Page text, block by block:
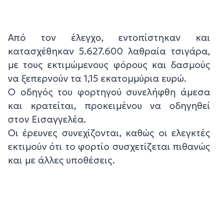
Από τον έλεγχο, εντοπίστηκαν και
κατασχέθηκαν 5.627.600 λαθραία τσιγάρα,
με τους εκτιμώμενους φόρους και δασμούς
να ξεπερνούν τα 1,15 εκατομμύρια ευρώ.
Ο οδηγός του φορτηγού συνελήφθη άμεσα
και κρατείται, προκειμένου να οδηγηθεί
στον Εισαγγελέα.
Οι έρευνες συνεχίζονται, καθώς οι ελεγκτές
εκτιμούν ότι το φορτίο συσχετίζεται πιθανώς
και με άλλες υποθέσεις.